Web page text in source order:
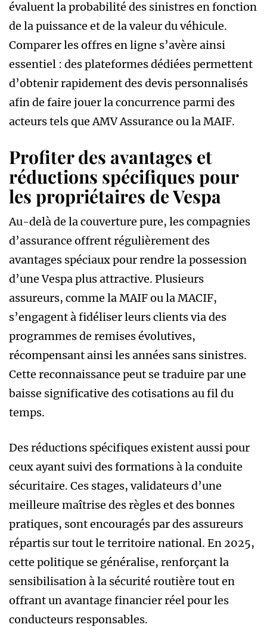
évaluent la probabilité des sinistres en fonction
de la puissance et de la valeur du véhicule.
Comparer les offres en ligne s’avère ainsi
essentiel : des plateformes dédiées permettent
d’obtenir rapidement des devis personnalisés
afin de faire jouer la concurrence parmi des
acteurs tels que AMV Assurance ou la MAIF.
Profiter des avantages et
réductions spécifiques pour
les propriétaires de Vespa
Au-delà de la couverture pure, les compagnies
d’assurance offrent régulièrement des
avantages spéciaux pour rendre la possession
d’une Vespa plus attractive. Plusieurs
assureurs, comme la MAIF ou la MACIF,
s’engagent à fidéliser leurs clients via des
programmes de remises évolutives,
récompensant ainsi les années sans sinistres.
Cette reconnaissance peut se traduire par une
baisse significative des cotisations au fil du
temps.
Des réductions spécifiques existent aussi pour
ceux ayant suivi des formations à la conduite
sécuritaire. Ces stages, validateurs d’une
meilleure maîtrise des règles et des bonnes
pratiques, sont encouragés par des assureurs
répartis sur tout le territoire national. En 2025,
cette politique se généralise, renforçant la
sensibilisation à la sécurité routière tout en
offrant un avantage financier réel pour les
conducteurs responsables.